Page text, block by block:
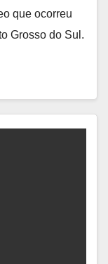
que ocorreu
Grosso do Sul.